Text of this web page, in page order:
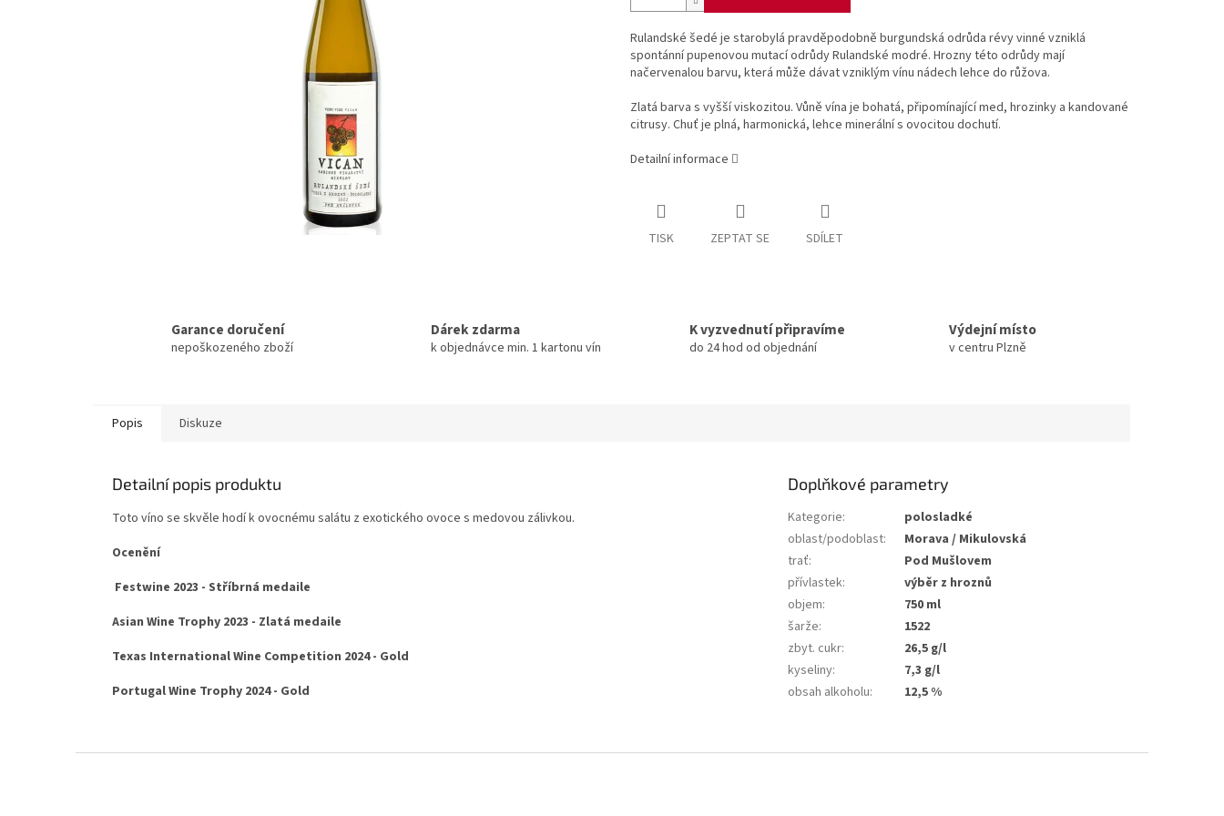
Rulandské šedé je starobylá pravděpodobně burgundská odrůda révy vinné vzniklá
spontánní pupenovou mutací odrůdy Rulandské modré. Hrozny této odrůdy mají
načervenalou barvu, která může dávat vzniklým vínu nádech lehce do růžova.
Zlatá barva s vyšší viskozitou. Vůně vína je bohatá, připomínající med, hrozinky a kandované
citrusy. Chuť je plná, harmonická, lehce minerální s ovocitou dochutí.
Detailní informace
TISK ZEPTAT SE SDÍLET
Garance doručení
nepoškozeného zboží
Dárek zdarma
k objednávce min. 1 kartonu vín
K vyzvednutí připravíme
do 24 hod od objednání
Výdejní místo
v centru Plzně
Popis Diskuze
Detailní popis produktu
Toto víno se skvěle hodí k ovocnému salátu z exotického ovoce s medovou zálivkou.
Ocenění
Festwine 2023 - Stříbrná medaile
Asian Wine Trophy 2023 - Zlatá medaile
Texas International Wine Competition 2024 - Gold
Portugal Wine Trophy 2024 - Gold
Doplňkové parametry
Kategorie:
polosladké
oblast/podoblast:
Morava / Mikulovská
trať:
Pod Mušlovem
přívlastek:
výběr z hroznů
objem:
750 ml
šarže:
1522
zbyt. cukr:
26,5 g/l
kyseliny:
7,3 g/l
obsah alkoholu: 12,5 %